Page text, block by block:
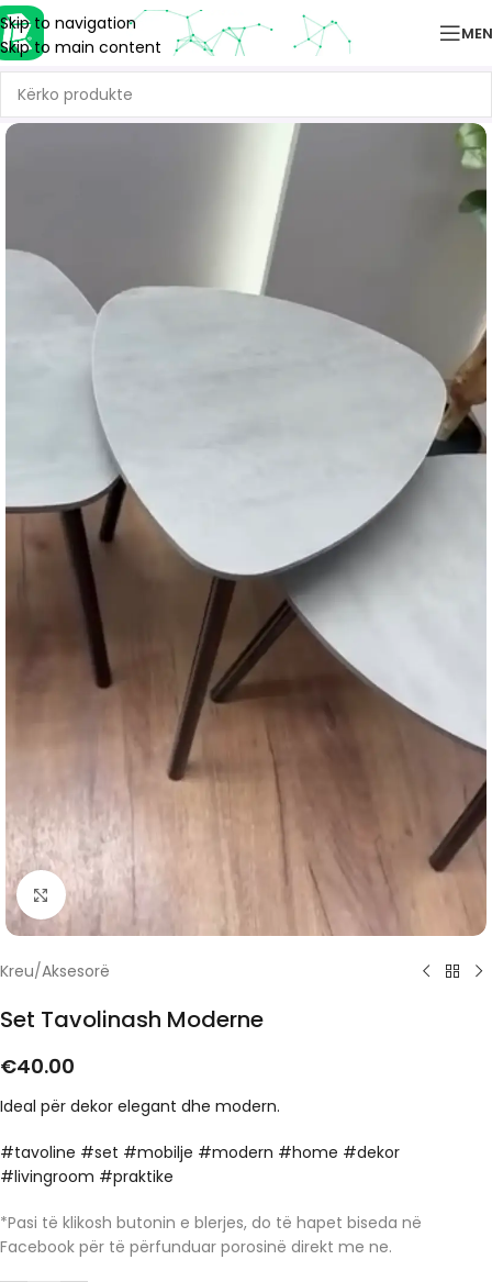
Skip to navigation
Skip to main content
Click to enlarge
Kreu/Aksesorë
Set Tavolinash Moderne
€40.00
Ideal për dekor elegant dhe modern.
#tavoline #set #mobilje #modern #home #dekor
#livingroom #praktike
*Pasi të klikosh butonin e blerjes, do të hapet biseda në
Facebook për të përfunduar porosinë direkt me ne.